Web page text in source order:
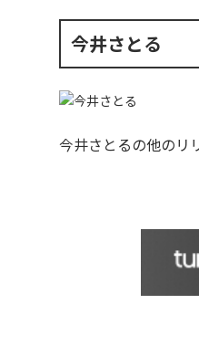
今井さとる
今井さとるの他のリ